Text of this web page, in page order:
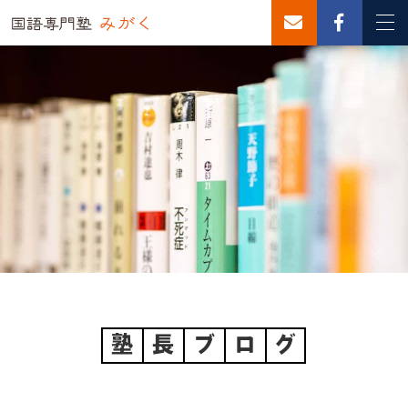
塾 長 ブ ロ グ